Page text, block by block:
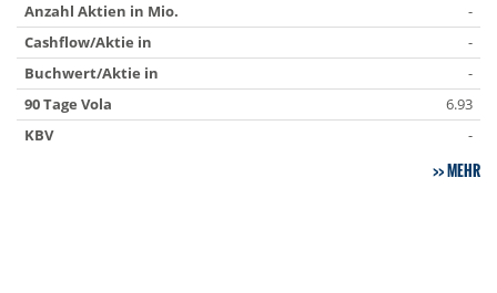
Anzahl Aktien in Mio.
-
Cashflow/Aktie in
-
Buchwert/Aktie in
-
90 Tage Vola
6.93
KBV
-
MEHR